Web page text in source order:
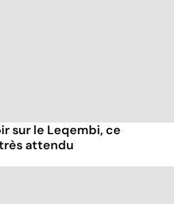
sur le Leqembi, ce
attendu